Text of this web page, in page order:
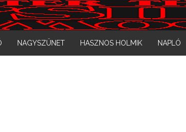
NAGYSZÜNET HASZNOS HOLMIK NAPLÓ